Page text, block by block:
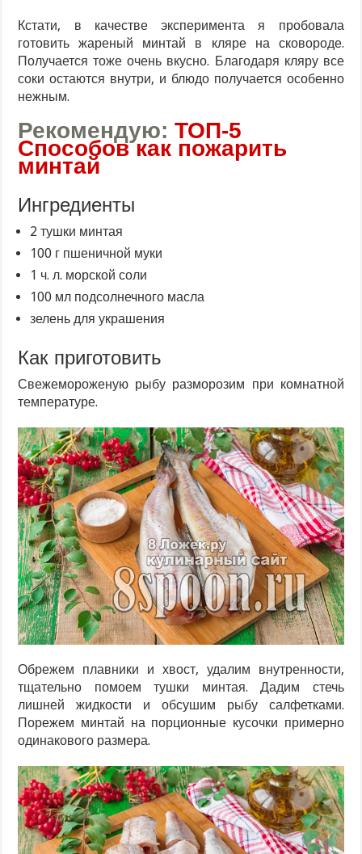
Кстати, в качестве эксперимента я пробовала
готовить жареный минтай в кляре на сковороде.
Получается тоже очень вкусно. Благодаря кляру все
соки остаются внутри, и блюдо получается особенно
нежным.
Рекомендую:ТОП-5
Способов как пожарить
минтай
Ингредиенты
2 тушки минтая
100 г пшеничной муки
1 ч. л. морской соли
100 мл подсолнечного масла
зелень для украшения
Как приготовить
Свежемороженую рыбу разморозим при комнатной
температуре.
Обрежем плавники и хвост, удалим внутренности,
тщательно помоем тушки минтая. Дадим стечь
лишней жидкости и обсушим рыбу салфетками.
Порежем минтай на порционные кусочки примерно
одинакового размера.